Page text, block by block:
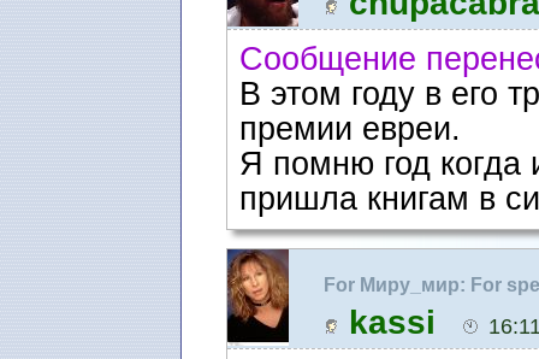
Сообщение
В этом году в его
премии евреи.
Я помню год когда
пришла книгам в
For Миру_мир: For
Нобелевские премии
kassi